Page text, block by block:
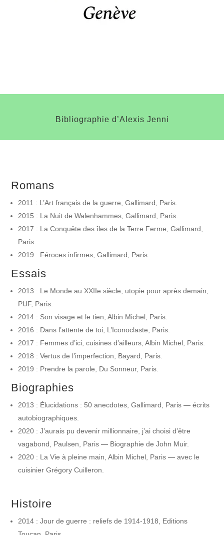
Bibliographie d’Alexis Jenni
Romans
2011 : L’Art français de la guerre, Gallimard, Paris.
2015 : La Nuit de Walenhammes, Gallimard, Paris.
2017 : La Conquête des îles de la Terre Ferme, Gallimard,
Paris.
2019 : Féroces infirmes, Gallimard, Paris.
Essais
2013 : Le Monde au XXIIe siècle, utopie pour après demain,
PUF, Paris.
2014 : Son visage et le tien, Albin Michel, Paris.
2016 : Dans l’attente de toi, L’Iconoclaste, Paris.
2017 : Femmes d’ici, cuisines d’ailleurs, Albin Michel, Paris.
2018 : Vertus de l’imperfection, Bayard, Paris.
2019 : Prendre la parole, Du Sonneur, Paris.
Biographies
2013 : Élucidations : 50 anecdotes, Gallimard, Paris — écrits
autobiographiques.
2020 : J’aurais pu devenir millionnaire, j’ai choisi d’être
vagabond, Paulsen, Paris — Biographie de John Muir.
2020 : La Vie à pleine main, Albin Michel, Paris — avec le
cuisinier Grégory Cuilleron.
Histoire
2014 : Jour de guerre : reliefs de 1914-1918, Editions